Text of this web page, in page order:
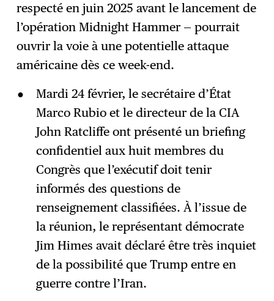
respecté en juin 2025 avant le lancement de
l’opération Midnight Hammer — pourrait
ouvrir la voie à une potentielle attaque
américaine dès ce week-end.
Mardi 24 février, le secrétaire d’État
Marco Rubio et le directeur de la CIA
John Ratcliffe ont présenté un briefing
confidentiel aux huit membres du
Congrès que l’exécutif doit tenir
informés des questions de
renseignement classifiées. À l’issue de
la réunion, le représentant démocrate
Jim Himes avait déclaré être très inquiet
de la possibilité que Trump entre en
guerre contre l’Iran.